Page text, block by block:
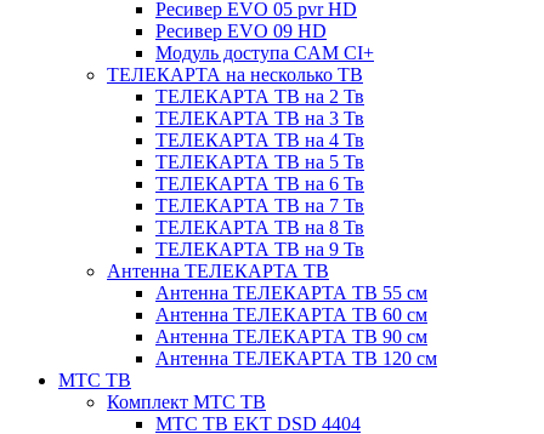
Ресивер EVO 05 pvr HD
Ресивер EVO 09 HD
Модуль доступа CAM CI+
ТЕЛЕКАРТА на несколько ТВ
ТЕЛЕКАРТА ТВ на 2 Тв
ТЕЛЕКАРТА ТВ на 3 Тв
ТЕЛЕКАРТА ТВ на 4 Тв
ТЕЛЕКАРТА ТВ на 5 Тв
ТЕЛЕКАРТА ТВ на 6 Тв
ТЕЛЕКАРТА ТВ на 7 Тв
ТЕЛЕКАРТА ТВ на 8 Тв
ТЕЛЕКАРТА ТВ на 9 Тв
Антенна ТЕЛЕКАРТА ТВ
Антенна ТЕЛЕКАРТА ТВ 55 см
Антенна ТЕЛЕКАРТА ТВ 60 см
Антенна ТЕЛЕКАРТА ТВ 90 см
Антенна ТЕЛЕКАРТА ТВ 120 см
МТС ТВ
Комплект МТС ТВ
МТС ТВ EKT DSD 4404